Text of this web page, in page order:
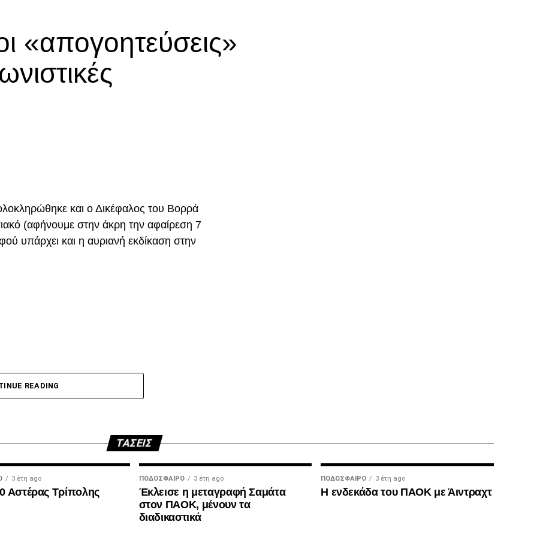
στην κλειστή του γωνία, μετά από σουτ του
σε κεφαλιά του τη μπάλα να φεύγει ελάχιστα
στο 87′. Ο Ζίβκοβιτς εκτέλεσε κόρνερ και ο
«απογοητεύσεις»
και ο Δικέφαλος του Βορρά
(αφήνουμε στην άκρη την αφαίρεση 7
υπάρχει και η αυριανή εκδίκαση στην
READING
ΤΆΣΕΙΣ
3 έτη ago
Αστέρας Τρίπολης
ΠΟΔΌΣΦΑΙΡΟ 3 έτη ago
Έκλεισε η μεταγραφή Σαμάτα
στον ΠΑΟΚ, μένουν τα
διαδικαστικά
ΠΟΔΌΣΦΑΙΡΟ 3 έτη ago
Η ενδεκάδα του ΠΑΟΚ με Άιντραχτ